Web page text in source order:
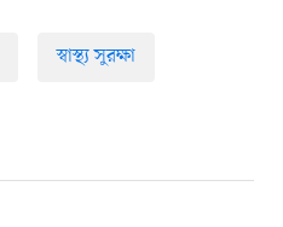
স্বাস্থ্য সুরক্ষা